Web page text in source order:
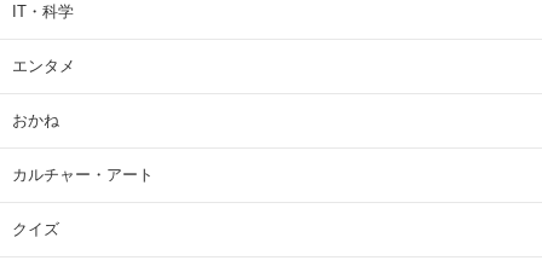
IT・科学
エンタメ
おかね
カルチャー・アート
クイズ